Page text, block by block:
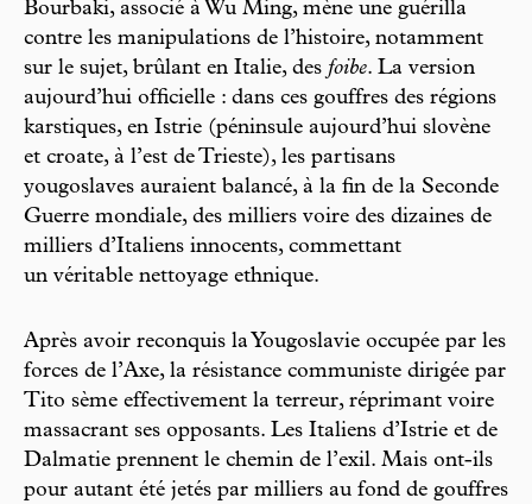
Bourbaki, associé à Wu Ming, mène une guérilla
contre les manipulations de l’histoire, notamment
sur le sujet, brûlant en Italie, des foibe. La version
aujourd’hui officielle : dans ces gouffres des régions
karstiques, en Istrie (péninsule aujourd’hui slovène
et croate, à l’est de Trieste), les partisans
yougoslaves auraient balancé, à la fin de la Seconde
Guerre mondiale, des milliers voire des dizaines de
milliers d’Italiens innocents, commettant
un véritable nettoyage ethnique.
Après avoir reconquis la Yougoslavie occupée par les
forces de l’Axe, la résistance communiste dirigée par
Tito sème effectivement la terreur, réprimant voire
massacrant ses opposants. Les Italiens d’Istrie et de
Dalmatie prennent le chemin de l’exil. Mais ont-ils
pour autant été jetés par milliers au fond de gouffres